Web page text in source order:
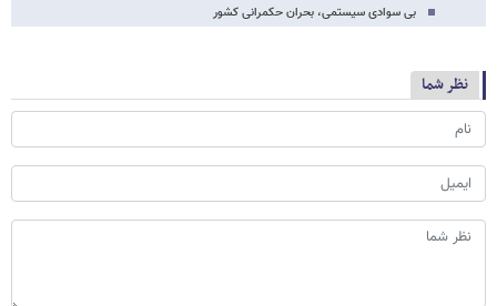
بی سوادی سیستمی، بحران حکمرانی کشور
نظر شما